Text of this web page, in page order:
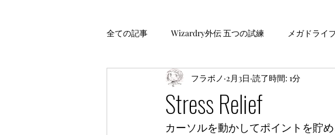
全ての記事 Wizardry外伝 五つの試練 メガドライ
Stress Relief
フラボノ 2月3日 読了時間: 1分
カーソルを動かしてポイントを貯